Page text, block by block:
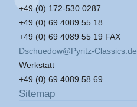
+49 (0) 172-530 0287
+49 (0) 69 4089 55 18
+49 (0) 69 4089 55 19 FAX
Dschuedow@Pyritz-Classics.de
Werkstatt
+49 (0) 69 4089 58 69
Sitemap